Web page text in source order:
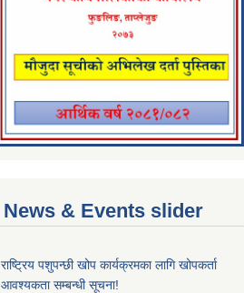
News & Events slider
राष्ट्रिय पशुपन्छी खोप कार्यक्रमका लागि खोपकर्ता
आवश्यकता सम्बन्धी सूचना!